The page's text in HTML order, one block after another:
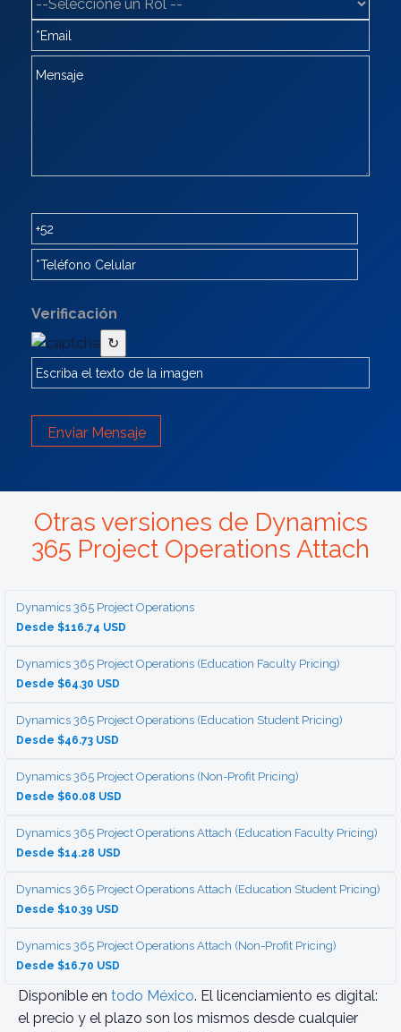
Verificación
↻
Enviar Mensaje
Otras versiones de Dynamics
365 Project Operations Attach
Dynamics 365 Project Operations
Desde $116.74 USD
Dynamics 365 Project Operations (Education Faculty Pricing)
Desde $64.30 USD
Dynamics 365 Project Operations (Education Student Pricing)
Desde $46.73 USD
Dynamics 365 Project Operations (Non-Profit Pricing)
Desde $60.08 USD
Dynamics 365 Project Operations Attach (Education Faculty Pricing)
Desde $14.28 USD
Dynamics 365 Project Operations Attach (Education Student Pricing)
Desde $10.39 USD
Dynamics 365 Project Operations Attach (Non-Profit Pricing)
Desde $16.70 USD
Disponible en todo México. El licenciamiento es digital:
el precio y el plazo son los mismos desde cualquier